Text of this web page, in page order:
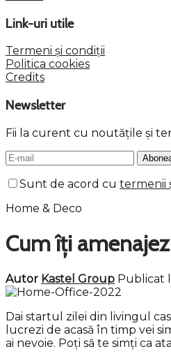
Link-uri utile
Termeni și condiții
Politica cookies
Credits
Newsletter
Fii la curent cu noutățile și
Sunt de acord cu termenii
Home & Deco
Cum îți
Autor Kastel Group Publicat
Dai startul zilei din livingul
lucrezi de acasă în timp vei
ai nevoie. Poți să te simți ca